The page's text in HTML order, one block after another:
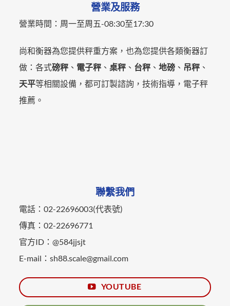
營業及服務
營業時間： 周一至周五-08:30至17:30
尚和衡器為您提供秤重方案，也為您提供各類衡器訂
做：各式磅秤 、 電子秤 、桌秤 、 台秤 、地磅 、 吊秤 、
天平等相關設備，都可訂製諮詢，技術指導，電子秤
推薦。
聯繫我們
電話：02-22696003(代表號)
傳真：02-22696771
官方ID：@584jjsjt
E-mail：sh88.scale@gmail.com
YOUTUBE